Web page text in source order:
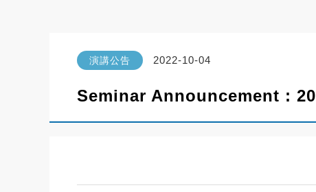
演講公告 2022-10-04
Seminar Announcement :